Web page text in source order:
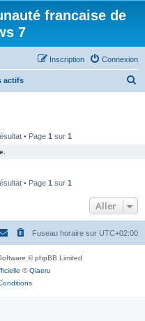
francaise de
7
Connexion
Inscription
actifs
e
r
• Page 1 sur 1
• Page 1 sur 1
Aller
Fuseau horaire sur UTC+02:00
© phpBB Limited
©Qiaeru